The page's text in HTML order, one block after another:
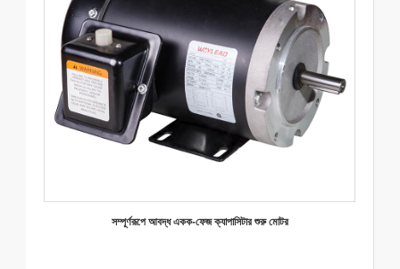
সম্পূর্ণরূপে আবদ্ধ একক-ফেজ ক্যাপাসিটার শুরু মোটর